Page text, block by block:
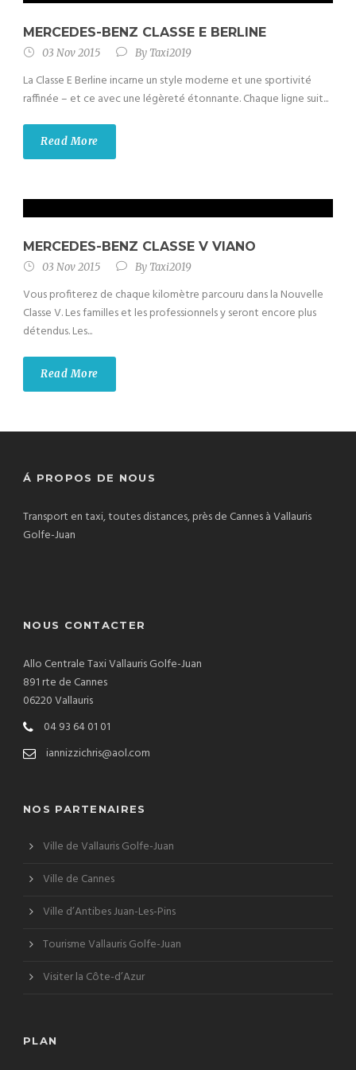
MERCEDES-BENZ CLASSE E BERLINE
03 Nov 2015 By Taxi2019
La Classe E Berline incarne un style moderne et une sportivité
raffinée – et ce avec une légèreté étonnante. Chaque ligne suit...
Read More
MERCEDES-BENZ CLASSE V VIANO
03 Nov 2015 By Taxi2019
Vous profiterez de chaque kilomètre parcouru dans la Nouvelle
Classe V. Les familles et les professionnels y seront encore plus
détendus. Les...
Read More
Á PROPOS DE NOUS
Transport en taxi, toutes distances, près de Cannes à Vallauris
Golfe-Juan
NOUS CONTACTER
Allo Centrale Taxi Vallauris Golfe-Juan
891 rte de Cannes
06220 Vallauris
04 93 64 01 01
iannizzichris@aol.com
NOS PARTENAIRES
Ville de Vallauris Golfe-Juan
Ville de Cannes
Ville d’Antibes Juan-Les-Pins
Tourisme Vallauris Golfe-Juan
Visiter la Côte-d’Azur
PLAN